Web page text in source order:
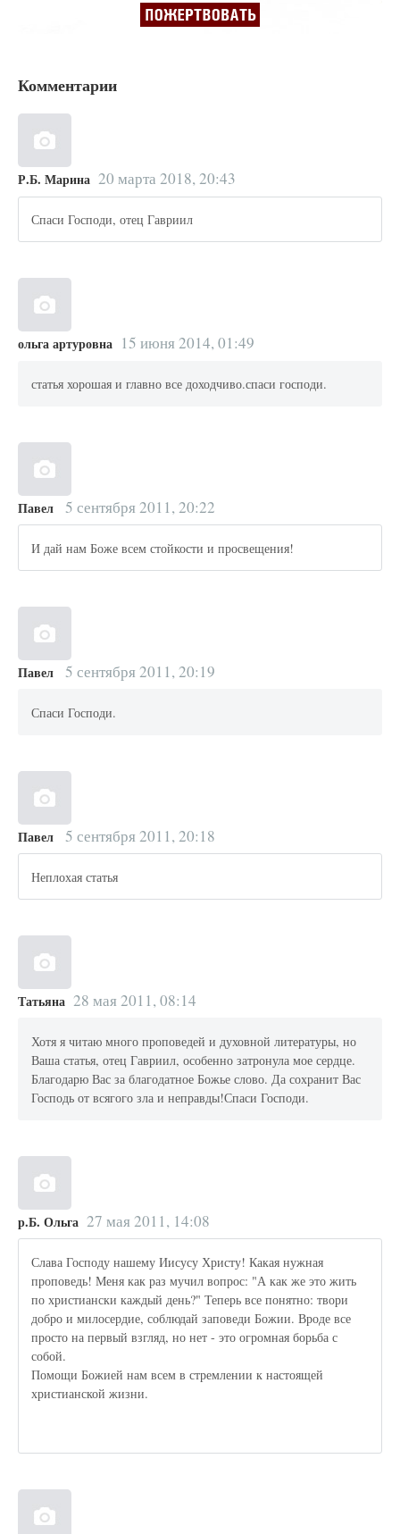
Комментарии
Р.Б. Марина 20 марта 2018, 20:43
Спаси Господи, отец Гавриил
ольга артуровна 15 июня 2014, 01:49
статья хорошая и главно все доходчиво.спаси господи.
Павел 5 сентября 2011, 20:22
И дай нам Боже всем стойкости и просвещения!
Павел 5 сентября 2011, 20:19
Спаси Господи.
Павел 5 сентября 2011, 20:18
Неплохая статья
Татьяна 28 мая 2011, 08:14
Хотя я читаю много проповедей и духовной литературы, но
Ваша статья, отец Гавриил, особенно затронула мое сердце.
Благодарю Вас за благодатное Божье слово. Да сохранит Вас
Господь от всягого зла и неправды!Спаси Господи.
р.Б. Ольга 27 мая 2011, 14:08
Слава Господу нашему Иисусу Христу! Какая нужная
проповедь! Меня как раз мучил вопрос: "А как же это жить
по христиански каждый день?" Теперь все понятно: твори
добро и милосердие, соблюдай заповеди Божии. Вроде все
просто на первый взгляд, но нет - это огромная борьба с
собой.
Помощи Божией нам всем в стремлении к настоящей
христианской жизни.